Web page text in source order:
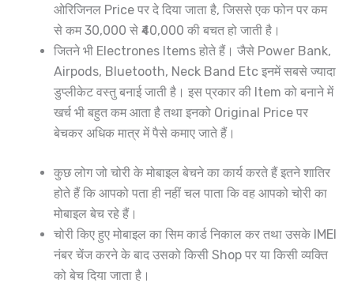
ओरिजिनल Price पर दे दिया जाता है, जिससे एक फोन पर कम
से कम 30,000 से ₹40,000 की बचत हो जाती है।
जितने भी Electrones Items होते हैं। जैसे Power Bank,
Airpods, Bluetooth, Neck Band Etc इनमें सबसे ज्यादा
डुप्लीकेट वस्तु बनाई जाती है। इस प्रकार की Item को बनाने में
खर्च भी बहुत कम आता है तथा इनको Original Price पर
बेचकर अधिक मात्र में पैसे कमाए जाते हैं।
कुछ लोग जो चोरी के मोबाइल बेचने का कार्य करते हैं इतने शातिर
होते हैं कि आपको पता ही नहीं चल पाता कि वह आपको चोरी का
मोबाइल बेच रहे हैं।
चोरी किए हुए मोबाइल का सिम कार्ड निकाल कर तथा उसके IMEI
नंबर चेंज करने के बाद उसको किसी Shop पर या किसी व्यक्ति
को बेच दिया जाता है।